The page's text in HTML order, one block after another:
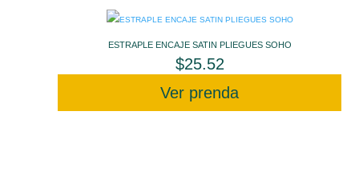
ESTRAPLE ENCAJE SATIN PLIEGUES SOHO
$25.52
Ver prenda